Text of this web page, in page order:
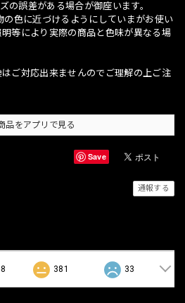
の誤差がある場合が御座います。
色に近づけるようにしていまがお使い
等により実際の商品と色味が異なる場
ご対応出来ませんのでご理解の上ご注
品をアプリで見る
Save
通報する
381 33